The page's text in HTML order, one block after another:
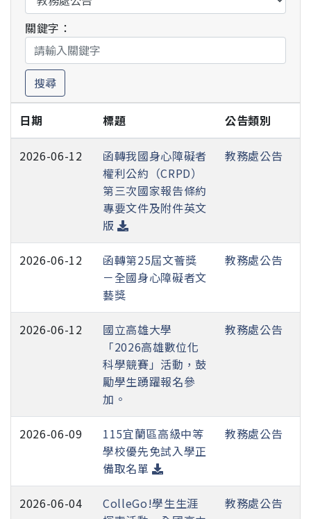
關鍵字：
搜尋
日期 標題 公告類別
2026-06-12
函轉我國身心障礙者
權利公約（CRPD）
第三次國家報告條約
專要文件及附件英文
版
教務處公告
2026-06-12
函轉第25屆文薈獎
－全國身心障礙者文
藝獎
教務處公告
2026-06-12
國立高雄大學
「2026高雄數位化
科學競賽」活動，鼓
勵學生踴躍報名參
加。
教務處公告
2026-06-09
115宜蘭區高級中等
學校優先免試入學正
備取名單
教務處公告
2026-06-04
ColleGo!學生生涯
教務處公告